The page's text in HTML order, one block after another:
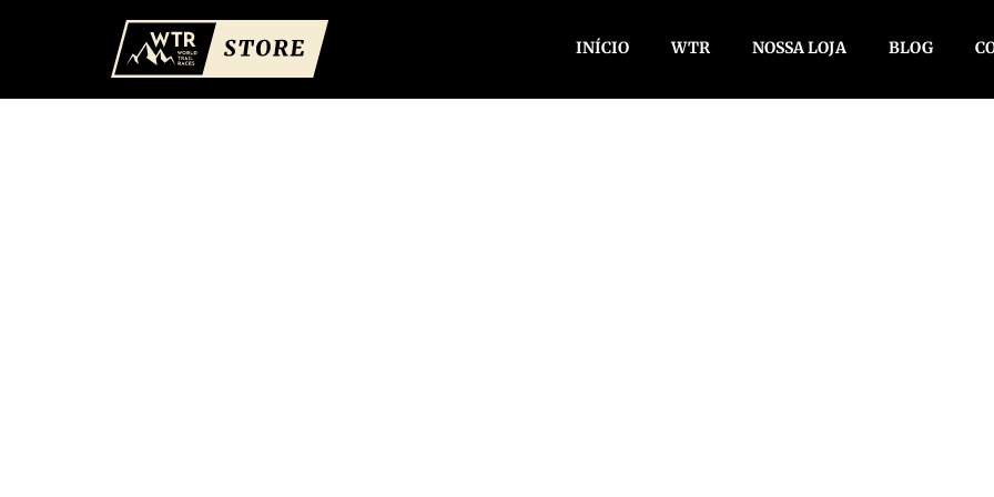
INÍCIO WTR NOSSA LOJA BLOG